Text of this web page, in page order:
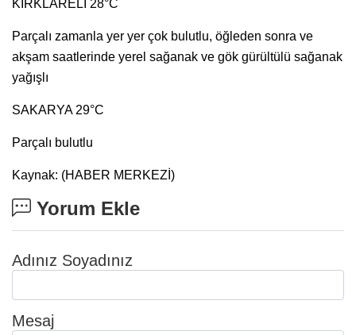
KIRKLARELİ 28°C
Parçalı zamanla yer yer çok bulutlu, öğleden sonra ve
akşam saatlerinde yerel sağanak ve gök gürültülü sağanak
yağışlı
SAKARYA 29°C
Parçalı bulutlu
Kaynak: (HABER MERKEZİ)
Yorum Ekle
Adınız Soyadınız
Mesaj